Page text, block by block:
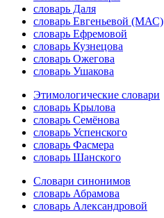
словарь Даля
словарь Евгеньевой (МАС)
словарь Ефремовой
словарь Кузнецова
словарь Ожегова
словарь Ушакова
Этимологические словари
словарь Крылова
словарь Семёнова
словарь Успенского
словарь Фасмера
словарь Шанского
Словари синонимов
словарь Абрамова
словарь Александровой